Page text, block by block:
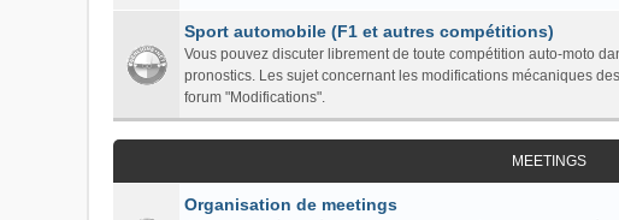
Sport automobile (F1 et autres compétitions)
Vous pouvez discuter librement de toute compétition auto-moto
pronostics. Les sujet concernant les modifications mécaniques
forum "Modifications".
MEETINGS
Organisation de meetings